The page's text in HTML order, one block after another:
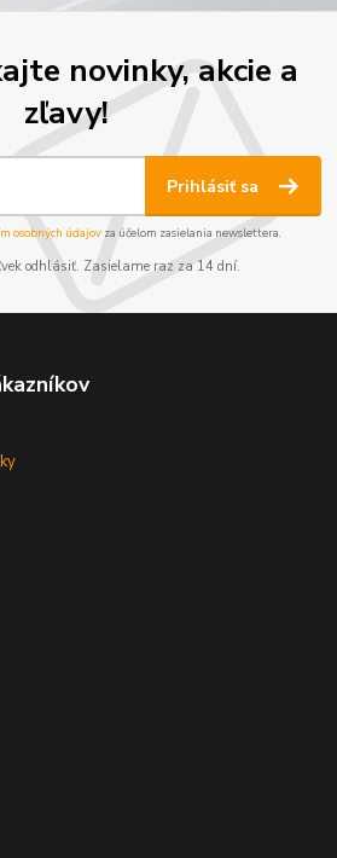
novinky, akcie a
zľavy!
Prihlásiť sa
osobných údajov za účelom zasielania newslettera.
odhlásiť. Zasielame raz za 14 dní.